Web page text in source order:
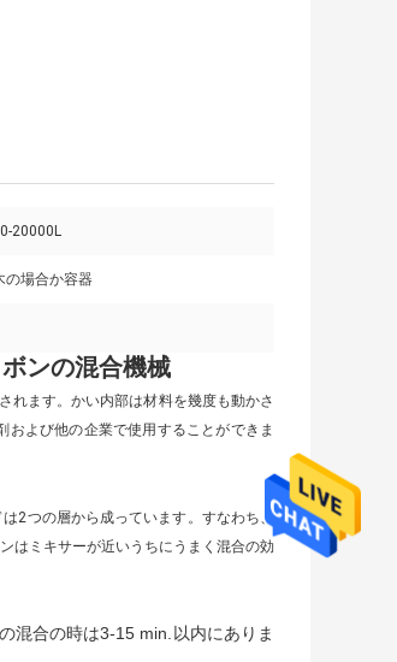
20000L
の場合か容器
ンの混合機械
れます。かい内部は材料を幾度も動かさ
よび他の企業で使用することができま
2つの層から成っています。すなわち、
はミキサーが近いうちにうまく混合の効
混合の時は3-15 min.以内にありま